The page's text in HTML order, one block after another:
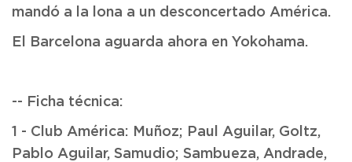
mandó a la lona a un desconcertado América.
El Barcelona aguarda ahora en Yokohama.
-- Ficha técnica:
1 - Club América: Muñoz; Paul Aguilar, Goltz,
Pablo Aguilar, Samudio; Sambueza, Andrade,